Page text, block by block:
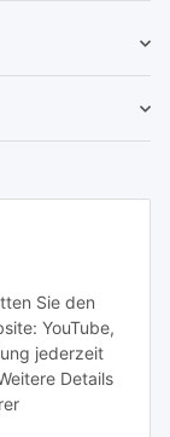
Sie den
YouTube,
jederzeit
Details